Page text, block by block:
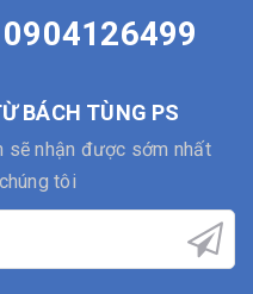
0904126499
BÁCH TÙNG PS
sẽ nhận được sớm nhất
tôi